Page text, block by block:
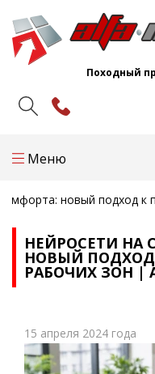
Походный
Меню
новый подход
НЕЙРОСЕТИ НА
НОВЫЙ
РАБОЧИХ ЗОН |
15 апреля 2024 года